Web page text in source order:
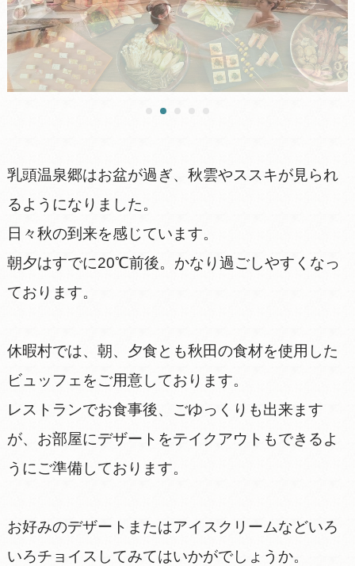
乳頭温泉郷はお盆が過ぎ、秋雲やススキが見られ
るようになりました。
日々秋の到来を感じています。
朝夕はすでに20℃前後。かなり過ごしやすくなっ
ております。
休暇村では、朝、夕食とも秋田の食材を使用した
ビュッフェをご用意しております。
レストランでお食事後、ごゆっくりも出来ます
が、お部屋にデザートをテイクアウトもできるよ
うにご準備しております。
お好みのデザートまたはアイスクリームなどいろ
いろチョイスしてみてはいかがでしょうか。